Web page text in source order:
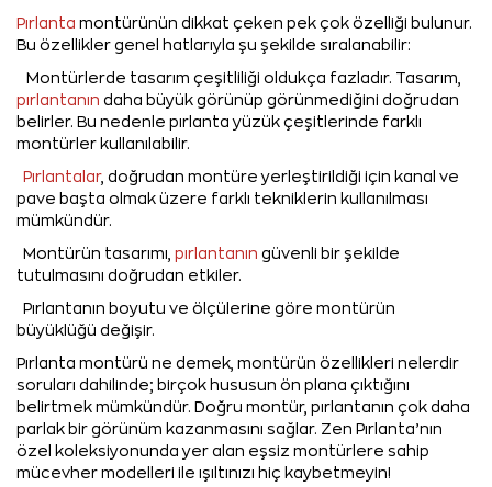
Pırlanta montürünün dikkat çeken pek çok özelliği bulunur.
Bu özellikler genel hatlarıyla şu şekilde sıralanabilir:
Montürlerde tasarım çeşitliliği oldukça fazladır. Tasarım,
pırlantanın daha büyük görünüp görünmediğini doğrudan
belirler. Bu nedenle pırlanta yüzük çeşitlerinde farklı
montürler kullanılabilir.
Pırlantalar, doğrudan montüre yerleştirildiği için kanal ve
pave başta olmak üzere farklı tekniklerin kullanılması
mümkündür.
Montürün tasarımı, pırlantanın güvenli bir şekilde
tutulmasını doğrudan etkiler.
Pırlantanın boyutu ve ölçülerine göre montürün
büyüklüğü değişir.
Pırlanta montürü ne demek, montürün özellikleri nelerdir
soruları dahilinde; birçok hususun ön plana çıktığını
belirtmek mümkündür. Doğru montür, pırlantanın çok daha
parlak bir görünüm kazanmasını sağlar. Zen Pırlanta’nın
özel koleksiyonunda yer alan eşsiz montürlere sahip
mücevher modelleri ile ışıltınızı hiç kaybetmeyin!